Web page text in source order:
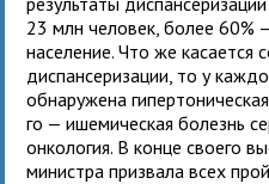
23 млн человек, более 60%
население. Что же касается
диспансеризации, то у
обнаружена
го — ишемическая болезнь
онкология. В конце своего
министра призвала всех